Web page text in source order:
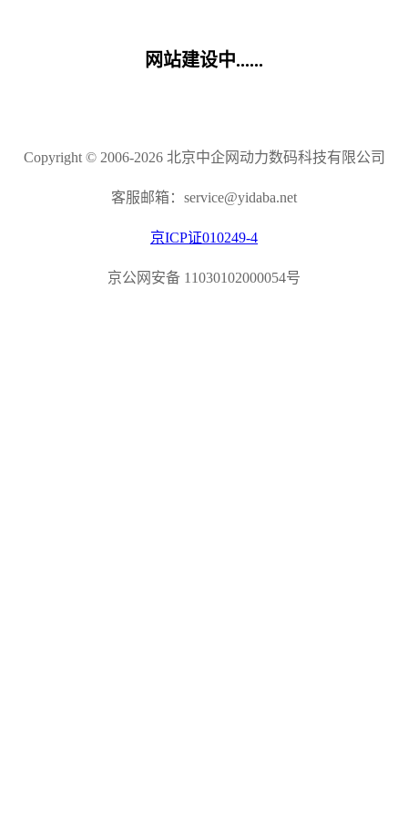
网站建设中......
Copyright © 2006-2026 北京中企网动力数码科技有限公司
客服邮箱：service@yidaba.net
京ICP证010249-4
京公网安备 11030102000054号